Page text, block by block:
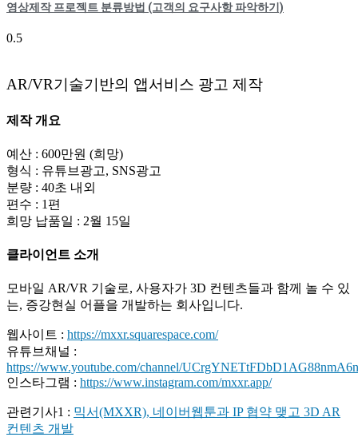
영상제작 프로젝트 분류방법 (고객의 요구사항 파악하기)
AR/VR기술기반의 앱서비스 광고 제작
제작 개요
예산 : 600만원 (희망)
형식 : 유튜브광고, SNS광고
분량 : 40초 내외
편수 : 1편
희망 납품일 : 2월 15일
클라이언트 소개
모바일 AR/VR 기술로, 사용자가 3D 컨텐츠들과 함께 놀 수 있
는, 증강현실 어플을 개발하는 회사입니다.
웹사이트 : https://mxxr.squarespace.com/
유튜브채널 :
https://www.youtube.com/channel/
인스타그램 : https://www.instagram.com/mxxr.app/
관련기사1 : 믹서(MXXR), 네이버웹툰과 IP 협약 맺고 3D AR
컨텐츠 개발